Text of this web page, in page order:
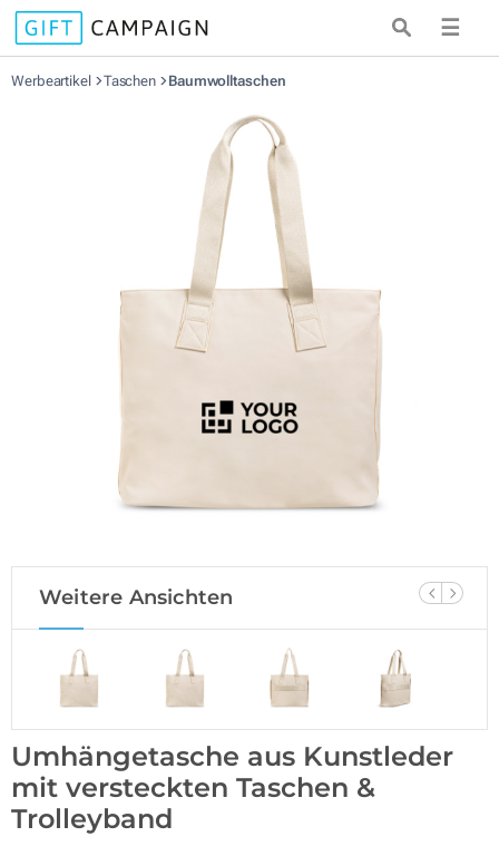
☰
Werbeartikel Taschen Baumwolltaschen
Weitere Ansichten
Umhängetasche aus Kunstleder
mit versteckten Taschen &
Trolleyband